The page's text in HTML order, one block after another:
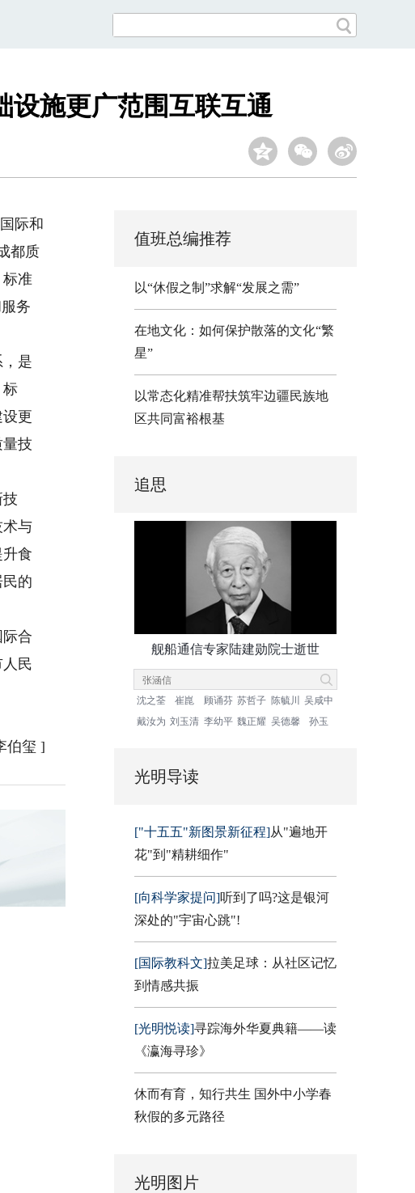
设施更广范围互联互通
际和
都质
标准
务
是
标
更
技
术与
食
的
合
民
伯玺 ]
值班总编推荐
以“休假之制”求解“发展之需”
在地文化：如何保护散落的文化“繁
星”
以常态化精准帮扶筑牢边疆民族地
区共同富裕根基
追思
舰船通信专家陆建勋院士逝世
沈之荃 崔崑 顾诵芬 苏哲子 陈毓川
吴咸中
戴汝为 刘玉清 李幼平 魏正耀 吴德馨 孙玉
光明导读
["十五五"新图景新征程]从"遍地开
花"到"精耕细作"
[向科学家提问]听到了吗?这是银河
深处的"宇宙心跳"!
[国际教科文]拉美足球：从社区记忆
到情感共振
[光明悦读]寻踪海外华夏典籍——读
《瀛海寻珍》
休而有育，知行共生 国外中小学春
秋假的多元路径
光明图片